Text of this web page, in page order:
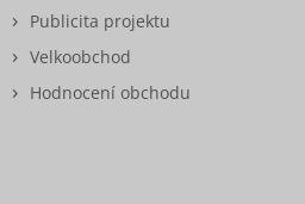
Publicita projektu
Velkoobchod
Hodnocení obchodu